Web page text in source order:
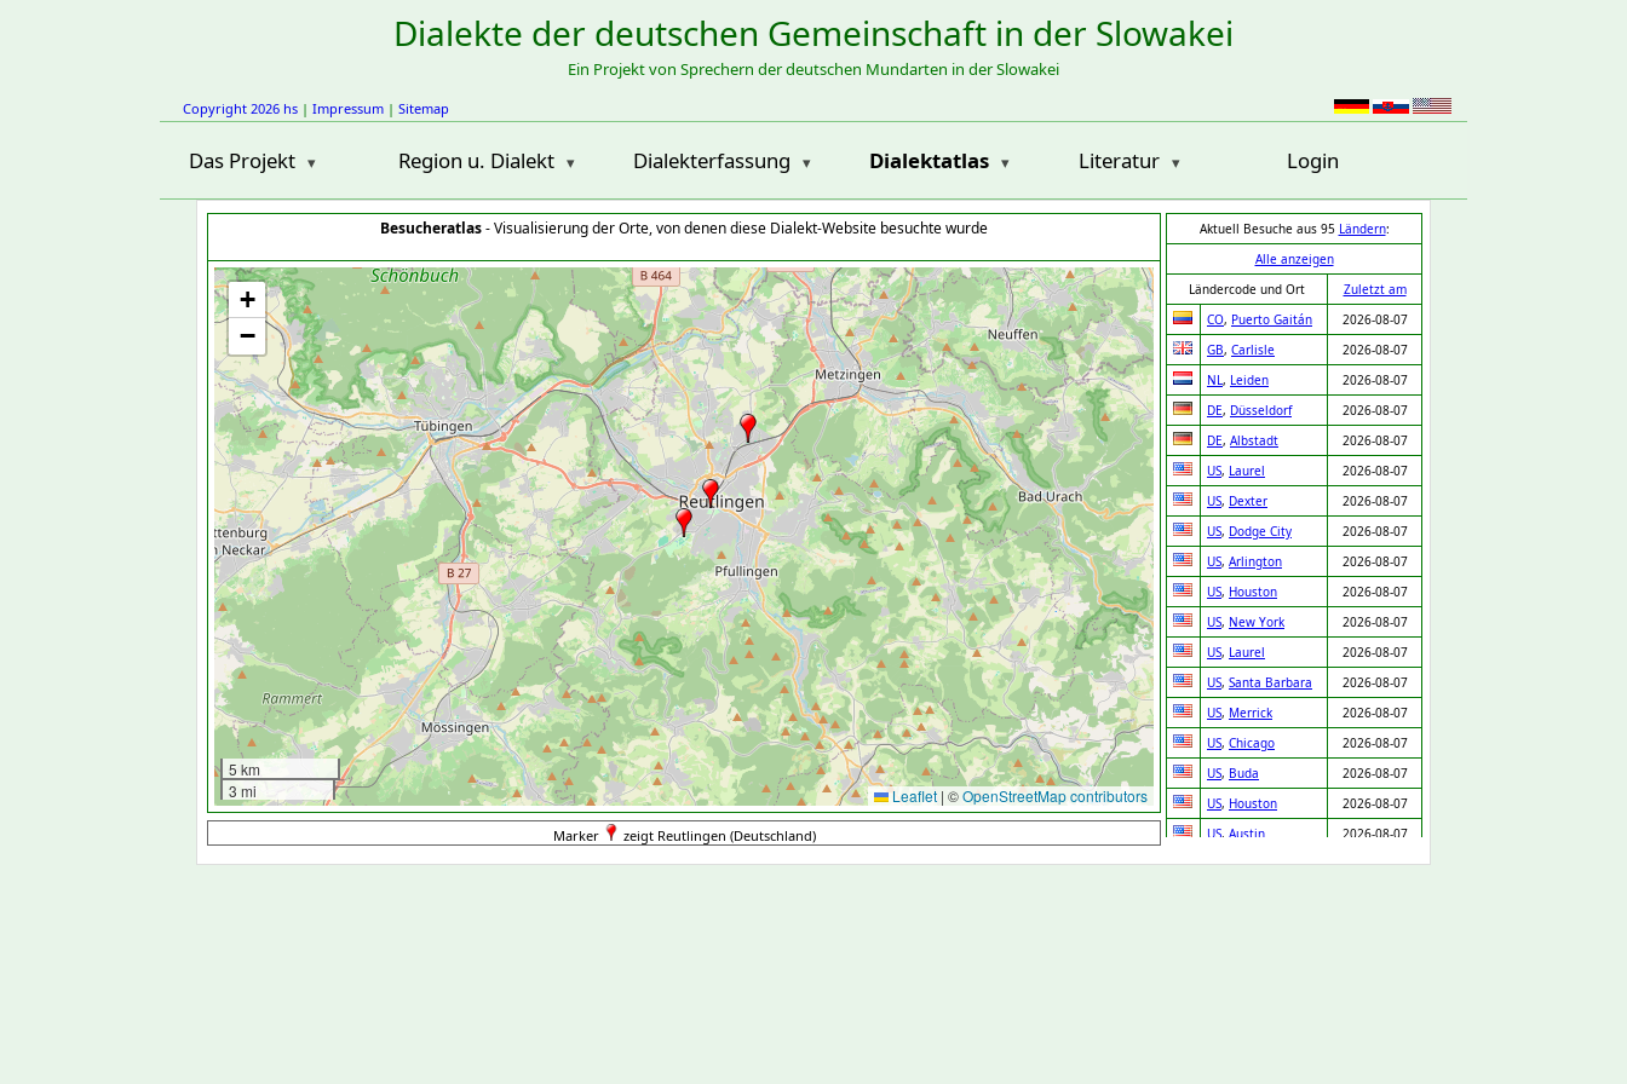
Dialekte der deutschen Gemeinschaft in der Slowakei
Ein Projekt von Sprechern der deutschen Mundarten in der Slowakei
Copyright 2026 hs | Impressum | Sitemap
Das Projekt Region u. Dialekt Dialekterfassung Dialektatlas Literatur Login
Besucheratlas- Visualisierung der Orte, von denen diese Dialekt-Website besuchte wurde
+
−
5 km
3 mi
Leaflet | ©OpenStreetMap contributors
Aktuell Besuche aus 95 Ländern:
Alle anzeigen
Ländercode und Ort
Zuletzt am
CO, Puerto Gaitán
2026-08-07
GB, Carlisle
2026-08-07
NL, Leiden
2026-08-07
DE, Düsseldorf
2026-08-07
DE, Albstadt
2026-08-07
US, Laurel
2026-08-07
US, Dexter
2026-08-07
US, Dodge City
2026-08-07
US, Arlington
2026-08-07
US, Houston
2026-08-07
US, New York
2026-08-07
US, Laurel
2026-08-07
US, Santa Barbara
2026-08-07
US, Merrick
2026-08-07
US, Chicago
2026-08-07
US, Buda
2026-08-07
US, Houston
2026-08-07
US, Austin
2026-08-07
US,Garland
2026-08-07
Marker zeigt Reutlingen (Deutschland)